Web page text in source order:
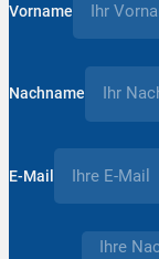
Vorname
Nachname
E-Mail